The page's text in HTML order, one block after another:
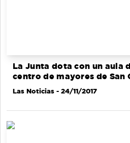
La Junta dota con un aula
centro de mayores de San
Las Noticias - 24/11/2017